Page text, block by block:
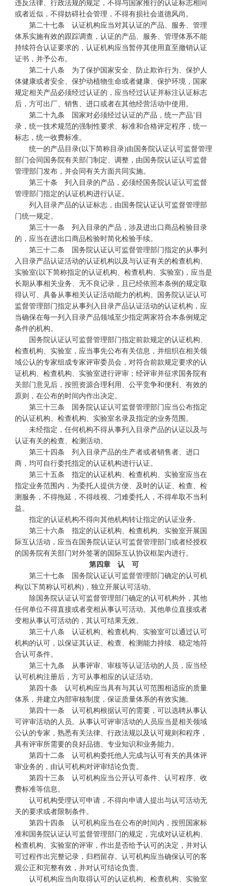
违反法律、行政法规的规定，不得与国家推行的认证标志相同
或者近似，不得妨碍社会管理，不得有损社会道德风尚。
第二十七条 认证机构应当对其认证的产品、服务、管理
体系实施有效的跟踪调查，认证的产品、服务、管理体系不能
持续符合认证要求的，认证机构应当暂停其使用直至撤销认证
证书，并予公布。
第二十八条 为了保护国家安全、防止欺诈行为、保护人
体健康或者安全、保护动植物生命或者健康、保护环境，国家
规定相关产品必须经过认证的，应当经过认证并标注认证标志
后，方可出厂、销售、进口或者在其他经营活动中使用。
第二十九条 国家对必须经过认证的产品，统一产品’目
录，统一技术规范的强制性要求、标准和合格评定程序，统一
标志，统一收费标准。
统一的产品目录(以下简称目录)由国务院认证认可监督管理
部门会同国务院有关部门制定、调整，由国务院认证认可监督
管理部门发布，并会同有关方面共同实施。
第三十条 列入目录的产品，必须经国务院认证认可监督
管理部门指定的认证机构进行认证。
列入目录产品的认证标志，由国务院认证认可监督管理部
门统一规定。
第三十一条 列入目录的产品，涉及进出口商品检验目录
的，应当在进出口商品检验时简化检验手续。
第三十二条 国务院认证认可监督管理部门指定的从事列
入目录产品认证活动的认证机构以及与认证有关的检查机构、
实验室(以下简称指定的认证机构、检查机构、实验室)，应当是
长期从事相关业务、无不良记录，且已经依照本条例的规定取
得认可、具备从事相关认证活动能力的机构。国务院认证认可
监督管理部门指定从事列入目录产品认证活动的认证机构，应
当确保在每一列入目录产品领域至少指定两家符合本条例规定
条件的机构。
国务院认证认可监督管理部门指定前款规定的认证机构、
检查机构、实验室，应当事先公布有关信息，并组织在相关领
域公认的专家组成专家评审委员会，对符合前款规定要求的认
证机构、检查机构、实验室进行评审；经评审并征求国务院有
关部门意见后，按照资源合理利用、公平竞争和便利、有效的
原则，在公布的时间内作出决定。
第三十三条 国务院认证认可监督管理部门应当公布指定
的认证机构、检查机构、实验室名录及指定的业务范围。
未经指定，任何机构不得从事列入目录产品的认证以及与
认证有关的检查、检测活动。
第三十四条 列入目录产品的生产者或者销售者、进口
商，均可自行委托指定的认证机构进行认证。
第三十五条 指定的认证机构、检查机构、实验室应当在
指定业务范围内，为委托人提供方便、及时的认证、检查、检
测服务，不得拖延，不得歧视、刁难委托人，不得牟取不当利
益。
指定的认证机构不得向其他机构转让指定的认证业务。
第三十六条 指定的认证机构、检查机构、实验室开展国
际互认活动，应当在国务院认证认可监督管理部门或者经授权
的国务院有关部门对外签署的国际互认协议框架内进行。
第四章 认 可
第三十七条 国务院认证认可监督管理部门确定的认可机
构(以下简称认可机构)，独立开展认可活动。
除国务院认证认可监督管理部门确定的认可机构外，其他
任何单位不得直接或者变相从事认可活动。其他单位直接或者
变相从事认可活动的，其认可结果无效。
第三十八条 认证机构、检查机构、实验室可以通过认可
机构的认可，以保证其认证、检查、检测能力持续、稳定地符
合认可条件。
第三十九条 从事评审、审核等认证活动的人员，应当经
认可机构注册后，方可从事相应的认证活动。
第四十条 认可机构应当具有与其认可范围相适应的质量
体系，并建立内部审核制度，保证质量体系的有效实施。
第四十一条 认可机构根据认可的需要，可以选聘从事认
可评审活动的人员。从事认可评审活动的人员应当是相关领域
公认的专家，熟悉有关法律、行政法规以及认可规则和程序，
具有评审所需要的良好品德、专业知识和业务能力。
第四十二条 认可机构委托他人完成与认可有关的具体评
审业务的，由认可机构对评审结论负责。
第四十三条 认可机构应当公开认可条件、认可程序、收
费标准等信息。
认可机构受理认可申请，不得向申请人提出与认可活动无
关的要求或者限制条件。
第四十四条 认可机构应当在公布的时间内，按照国家标
准和国务院认证认可监督管理部门的规定，完成对认证机构、
检查机构、实验室的评审，作出是否给予认可的决定，并对认
可过程作出完整记录，归档留存。认可机构应当确保认可的客
观公正和完整有效，并对认可结论负责。
认可机构应当向取得认可的认证机构、检查机构、实验室